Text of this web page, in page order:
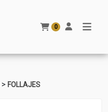
0
> FOLLAJES